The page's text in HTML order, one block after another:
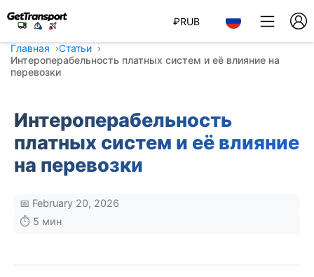
₽RUB
Главная
Статьи
Интероперабельность платных систем и её влияние на
перевозки
Интероперабельность
платных систем и её влияние
на перевозки
📅 February 20, 2026
⏱️ 5 мин